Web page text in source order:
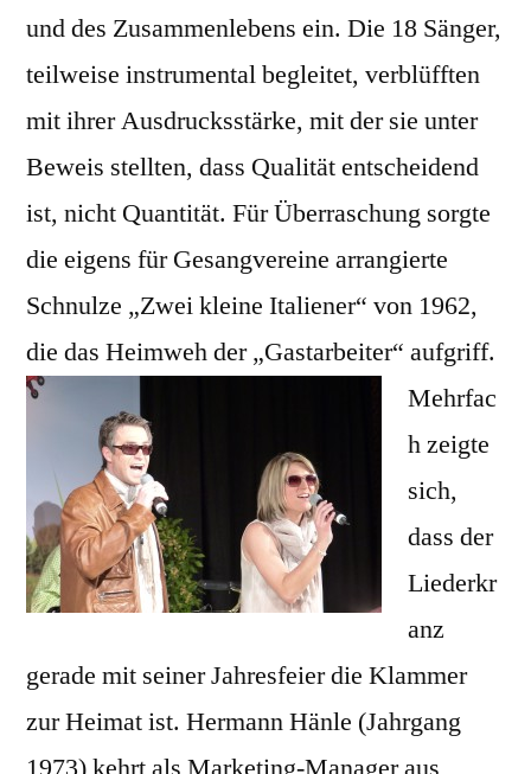
und des Zusammenlebens ein. Die 18 Sänger,
teilweise instrumental begleitet, verblüfften
mit ihrer Ausdrucksstärke, mit der sie unter
Beweis stellten, dass Qualität entscheidend
ist, nicht Quantität. Für Überraschung sorgte
die eigens für Gesangvereine arrangierte
Schnulze „Zwei kleine Italiener“ von 1962,
die das Heimweh der „Gastarbeiter“ aufgriff.
Mehrfac
h zeigte
sich,
dass der
Liederkr
anz
gerade mit seiner Jahresfeier die Klammer
zur Heimat ist. Hermann Hänle (Jahrgang